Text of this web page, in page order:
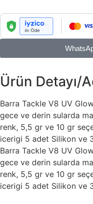
Ürün Detayı/
Barra Tackle V8 UV
gece ve derin sularda
renk, 5,5 gr ve 10 gr
icerigi 5 adet Silikon ve
Barra Tackle V8 UV
gece ve derin sularda
renk, 5,5 gr ve 10 gr
icerigi 5 adet Silikon ve